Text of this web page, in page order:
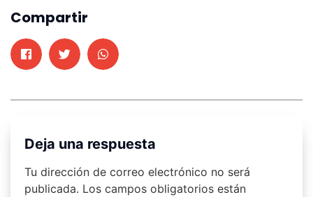
Compartir
Deja una respuesta
Tu dirección de correo electrónico no será
publicada. Los campos obligatorios están